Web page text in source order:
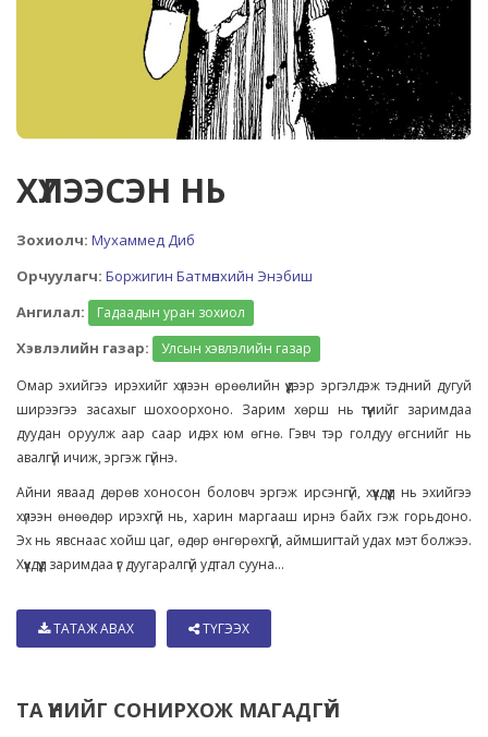
ХҮЛЭЭСЭН НЬ
Зохиолч: Мухаммед Диб
Орчуулагч: Боржигин Батмөнхийн Энэбиш
Ангилал:
Гадаадын уран зохиол
Хэвлэлийн газар:
Улсын хэвлэлийн газар
Омар эхийгээ ирэхийг хүлээн өрөөлийн үүдээр эргэлдэж тэдний дугуй
ширээгээ засахыг шохоорхоно. Зарим хөрш нь түүнийг заримдаа
дуудан оруулж аар саар идэх юм өгнө. Гэвч тэр голдуу өгснийг нь
авалгүй ичиж, эргэж гүйнэ.
Айни яваад дөрөв хоносон боловч эргэж ирсэнгүй, хүүхдүүд нь эхийгээ
хүлээн өнөөдөр ирэхгүй нь, харин маргааш ирнэ байх гэж горьдоно.
Эх нь явснаас хойш цаг, өдөр өнгөрөхгүй, аймшигтай удах мэт болжээ.
Хүүхдүүд заримдаа үг дуугаралгүй удтал сууна...
ТАТАЖ АВАХ ТҮГЭЭХ
ТА ҮҮНИЙГ СОНИРХОЖ МАГАДГҮЙ